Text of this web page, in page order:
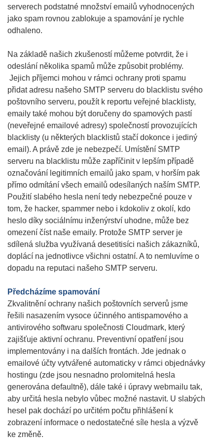
serverech podstatné množství emailů vyhodnocených
jako spam rovnou zablokuje a spamování je rychle
odhaleno.
Na základě našich zkušeností můžeme potvrdit, že i
odeslání několika spamů může způsobit problémy.
Jejich příjemci mohou v rámci ochrany proti spamu
přidat adresu našeho SMTP serveru do blacklistu svého
poštovního serveru, použít k reportu veřejné blacklisty,
emaily také mohou být doručeny do spamových pastí
(neveřejné emailové adresy) společností provozujících
blacklisty (u některých blacklistů stačí dokonce i jediný
email). A právě zde je nebezpečí. Umístění SMTP
serveru na blacklistu může zapříčinit v lepším případě
označování legitimních emailů jako spam, v horším pak
přímo odmítání všech emailů odesílaných naším SMTP.
Použití slabého hesla není tedy nebezpečné pouze v
tom, že hacker, spammer nebo i kdokoliv z okolí, kdo
heslo díky sociálnímu inženýrství uhodne, může bez
omezení číst naše emaily. Protože SMTP server je
sdílená služba využívaná desetitisíci našich zákazníků,
doplácí na jednotlivce všichni ostatní. A to nemluvíme o
dopadu na reputaci našeho SMTP serveru.
Předcházíme spamování
Zkvalitnění ochrany našich poštovních serverů jsme
řešili nasazením vysoce účinného antispamového a
antivirového softwaru společnosti Cloudmark, který
zajišťuje aktivní ochranu. Preventivní opatření jsou
implementovány i na dalších frontách. Jde jednak o
emailové účty vytvářené automaticky v rámci objednávky
hostingu (zde jsou nesnadno prolomitelná hesla
generována defaultně), dále také i úpravy webmailu tak,
aby určitá hesla nebylo vůbec možné nastavit. U slabých
hesel pak dochází po určitém počtu přihlášení k
zobrazení informace o nedostatečné síle hesla a výzvě
ke změně.